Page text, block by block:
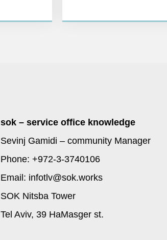
sok – service office knowledge
Sevinj Gamidi – community Manager
Phone: +972-3-3740106
Email: infotlv@sok.works
SOK Nitsba Tower
Tel Aviv, 39 HaMasger st.